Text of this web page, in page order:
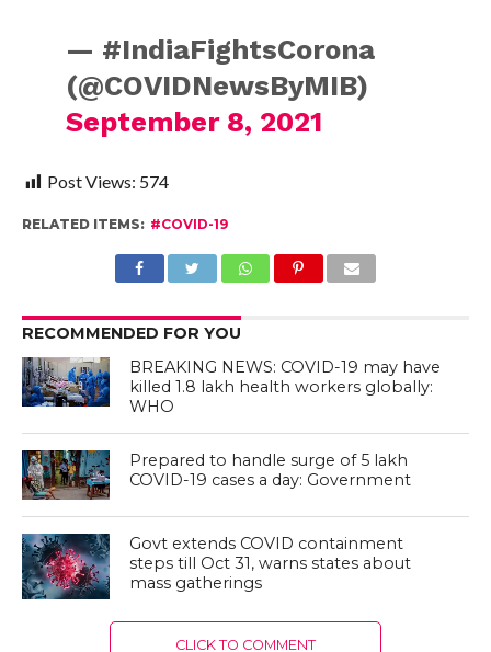
— #IndiaFightsCorona
(@COVIDNewsByMIB)
September 8, 2021
Post Views: 574
RELATED ITEMS: #COVID-19
RECOMMENDED FOR YOU
BREAKING NEWS: COVID-19 may have
killed 1.8 lakh health workers globally:
WHO
Prepared to handle surge of 5 lakh
COVID-19 cases a day: Government
Govt extends COVID containment
steps till Oct 31, warns states about
mass gatherings
CLICK TO COMMENT